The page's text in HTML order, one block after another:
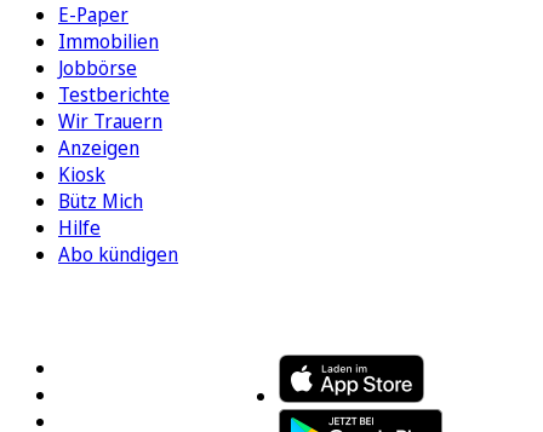
E-Paper
Immobilien
Jobbörse
Testberichte
Wir Trauern
Anzeigen
Kiosk
Bütz Mich
Hilfe
Abo kündigen